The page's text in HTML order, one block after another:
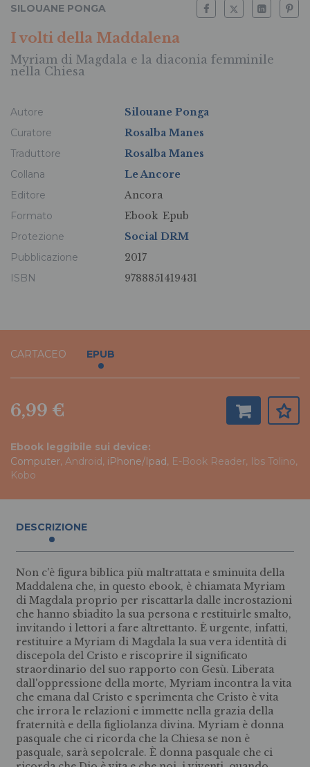
SILOUANE PONGA
I volti della Maddalena
Myriam di Magdala e la diaconia femminile
nella Chiesa
Autore
Silouane Ponga
Curatore
Rosalba Manes
Traduttore
Rosalba Manes
Collana
Le Ancore
Editore
Ancora
Formato
Ebook Epub
Protezione
Social DRM
Pubblicazione
2017
ISBN
9788851419431
CARTACEO EPUB
6,99 €
Ebook leggibile sui device:
Computer, Android, iPhone/Ipad, E-Book Reader, Ibs Tolino,
Kobo
DESCRIZIONE
Non c'è figura biblica più maltrattata e sminuita della
Maddalena che, in questo ebook, è chiamata Myriam
di Magdala proprio per riscattarla dalle incrostazioni
che hanno sbiadito la sua persona e restituirle smalto,
invitando i lettori a fare altrettanto. È urgente, infatti,
restituire a Myriam di Magdala la sua vera identità di
discepola del Cristo e riscoprire il significato
straordinario del suo rapporto con Gesù. Liberata
dall'oppressione della morte, Myriam incontra la vita
che emana dal Cristo e sperimenta che Cristo è vita
che irrora le relazioni e immette nella grazia della
fraternità e della figliolanza divina. Myriam è donna
pasquale che ci ricorda che la Chiesa se non è
pasquale, sarà sepolcrale. È donna pasquale che ci